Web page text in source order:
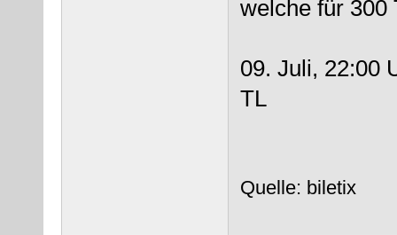
welche für 300
09. Juli, 22:00
TL
Quelle: biletix